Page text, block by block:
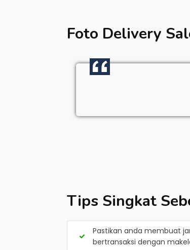
Foto Delivery
Tips Singkat
Pastikan anda membuat
bertransaksi dengan